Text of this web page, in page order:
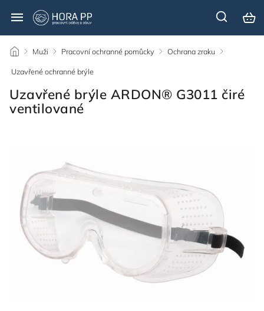
/ Muži / Pracovní ochranné pomůcky / Ochrana zraku /
Uzavřené ochranné brýle
Uzavřené brýle ARDON® G3011 čiré
ventilované